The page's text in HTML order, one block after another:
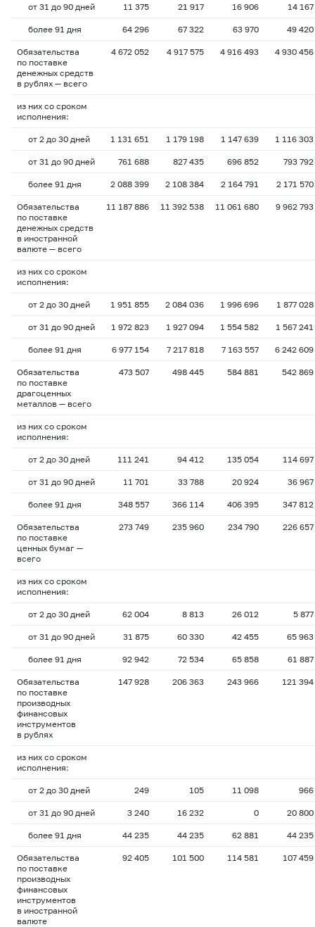
от 31 до 90 дней 11 375 21 917 16 906 14 167
более 91 дня 64 296 67 322 63 970 49 420
Обязательства
по поставке
денежных средств
в рублях — всего
4 672 052 4 917 575 4 916 493 4 930 456
из них со сроком
исполнения:
от 2 до 30 дней 1 131 651 1 179 198 1 147 639 1 116 303
от 31 до 90 дней 761 688 827 435 696 852 793 792
более 91 дня 2 088 399 2 108 384 2 164 791 2 171 570
Обязательства
по поставке
денежных средств
в иностранной
валюте — всего
11 187 886 11 392 538 11 061 680 9 962 793
из них со сроком
исполнения:
от 2 до 30 дней 1 951 855 2 084 036 1 996 696 1 877 028
от 31 до 90 дней 1 972 823 1 927 094 1 554 582 1 567 241
более 91 дня 6 977 154 7 217 818 7 163 557 6 242 609
Обязательства
по поставке
драгоценных
металлов — всего
473 507 498 445 584 881 542 869
из них со сроком
исполнения:
от 2 до 30 дней 111 241 94 412 135 054 114 697
от 31 до 90 дней 11 701 33 788 20 924 36 967
более 91 дня 348 557 366 114 406 395 347 812
Обязательства
по поставке
ценных бумаг —
всего
273 749 235 960 234 790 226 657
из них со сроком
исполнения:
от 2 до 30 дней 62 004 8 813 26 012 5 877
от 31 до 90 дней 31 875 60 330 42 455 65 963
более 91 дня 92 942 72 534 65 858 61 887
Обязательства
по поставке
производных
финансовых
инструментов
в рублях
147 928 206 363 243 966 121 394
из них со сроком
исполнения:
от 2 до 30 дней 249 105 11 098 966
от 31 до 90 дней 3 240 16 232 0 20 800
более 91 дня 44 235 44 235 62 881 44 235
Обязательства
по поставке
производных
финансовых
инструментов
в иностранной
валюте
92 405 101 500 114 581 107 459